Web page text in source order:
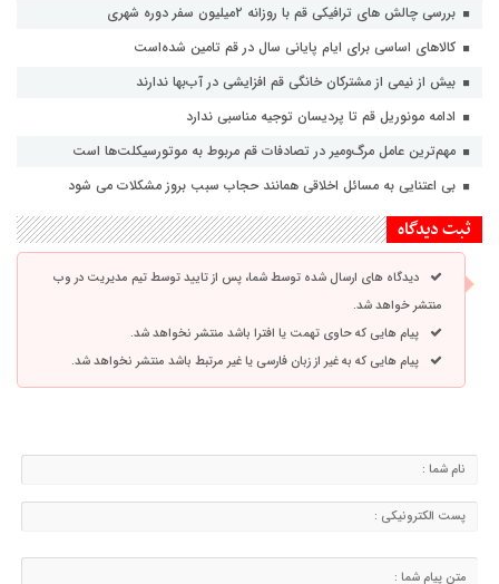
بررسی چالش های ترافیکی قم با روزانه ۲میلیون سفر دوره شهری
کالاهای اساسی برای ایام پایانی سال در قم تامین شده‌است
بیش از نیمی از مشترکان خانگی قم افزایشی در آب‌بها ندارند
ادامه مونوریل قم تا پردیسان توجیه مناسبی ندارد
مهم‌ترین عامل مرگ‌ومیر در تصادفات قم مربوط به موتورسیکلت‌ها است
بی اعتنایی به مسائل اخلاقی همانند حجاب سبب بروز مشکلات می شود
ثبت دیدگاه
دیدگاه های ارسال شده توسط شما، پس از تایید توسط تیم مدیریت در وب
منتشر خواهد شد.
پیام هایی که حاوی تهمت یا افترا باشد منتشر نخواهد شد.
پیام هایی که به غیر از زبان فارسی یا غیر مرتبط باشد منتشر نخواهد شد.